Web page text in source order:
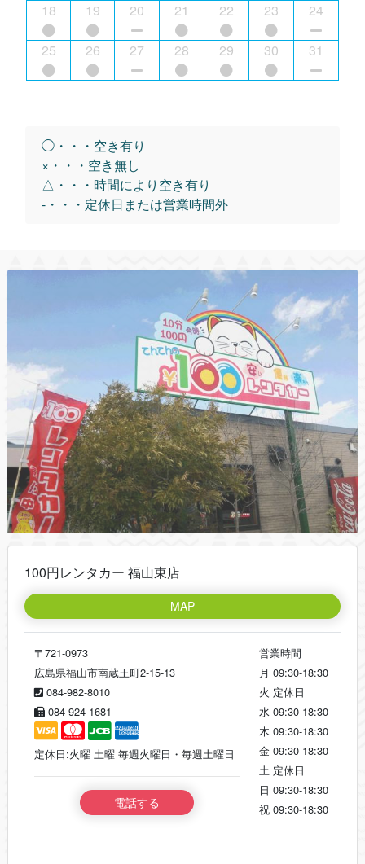
18 19 20 21 22 23 24
25 26 27 28 29 30 31
◯・・・空き有り
×・・・空き無し
△・・・時間により空き有り
-・・・定休日または営業時間外
100円レンタカー 福山東店
MAP
〒721-0973
広島県福山市南蔵王町2-15-13
084-982-8010
084-924-1681
定休日:火曜 土曜 毎週火曜日・毎週土曜日
電話する
営業時間
月 09:30-18:30
火 定休日
水 09:30-18:30
木 09:30-18:30
金 09:30-18:30
土 定休日
日 09:30-18:30
祝 09:30-18:30